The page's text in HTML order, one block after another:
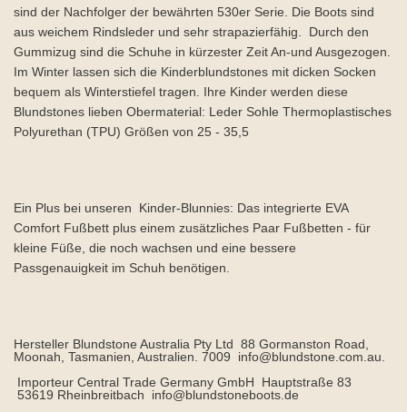
sind der Nachfolger der bewährten 530er Serie. Die Boots sind
aus weichem Rindsleder und sehr strapazierfähig. Durch den
Gummizug sind die Schuhe in kürzester Zeit An-und Ausgezogen.
Im Winter lassen sich die Kinderblundstones mit dicken Socken
bequem als Winterstiefel tragen. Ihre Kinder werden diese
Blundstones lieben Obermaterial: Leder Sohle Thermoplastisches
Polyurethan (TPU) Größen von 25 - 35,5
Ein Plus bei unseren Kinder-Blunnies: Das integrierte EVA
Comfort Fußbett plus einem zusätzliches Paar Fußbetten - für
kleine Füße, die noch wachsen und eine bessere
Passgenauigkeit im Schuh benötigen.
Hersteller Blundstone Australia Pty Ltd 88 Gormanston Road,
Moonah, Tasmanien, Australien. 7009 info@blundstone.com.au.
Importeur Central Trade Germany GmbH Hauptstraße 83
53619 Rheinbreitbach info@blundstoneboots.de